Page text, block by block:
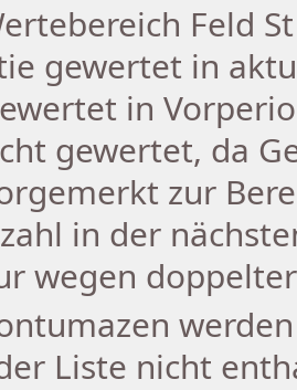
Feld
gewertet in
in
gewertet, da
zur
in der
wegen
Liste nicht